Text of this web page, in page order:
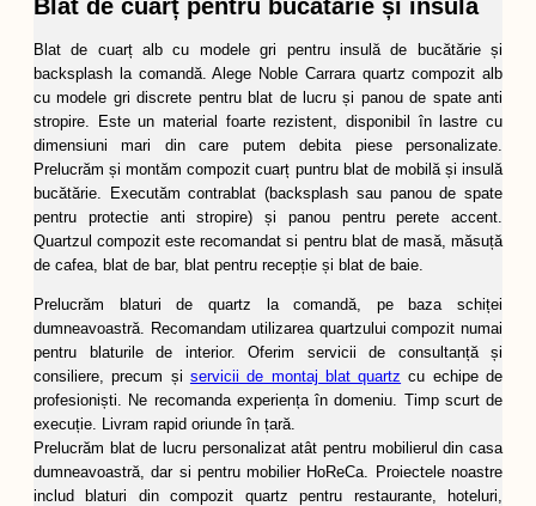
Blat de cuarț pentru bucătărie și insulă
Blat de cuarț alb cu modele gri pentru insulă de bucătărie și
backsplash la comandă. Alege Noble Carrara quartz compozit alb
cu modele gri discrete pentru blat de lucru și panou de spate anti
stropire. Este un material foarte rezistent, disponibil în lastre cu
dimensiuni mari din care putem debita piese personalizate.
Prelucrăm și montăm compozit cuarț puntru blat de mobilă și insulă
bucătărie. Executăm contrablat (backsplash sau panou de spate
pentru protectie anti stropire) și panou pentru perete accent.
Quartzul compozit este recomandat si pentru blat de masă, măsuță
de cafea, blat de bar, blat pentru recepție și blat de baie.
Prelucrăm blaturi de quartz la comandă, pe baza schiței
dumneavoastră. Recomandam utilizarea quartzului compozit numai
pentru blaturile de interior. Oferim servicii de consultanță și
consiliere, precum și servicii de montaj blat quartz cu echipe de
profesioniști. Ne recomanda experiența în domeniu. Timp scurt de
execuție. Livram rapid oriunde în țară.
Prelucrăm blat de lucru personalizat atât pentru mobilierul din casa
dumneavoastră, dar si pentru mobilier HoReCa. Proiectele noastre
includ blaturi din compozit quartz pentru restaurante, hoteluri,